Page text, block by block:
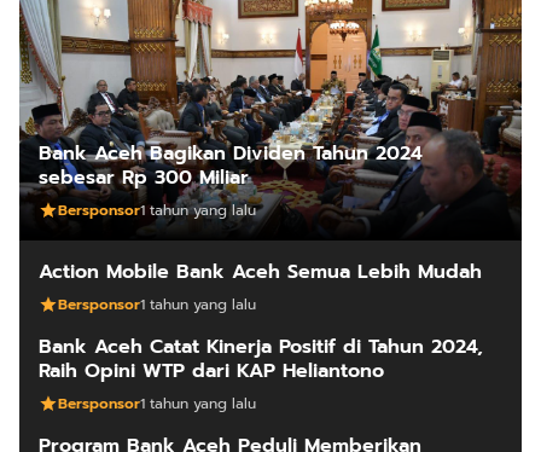
Bank Aceh Bagikan Dividen Tahun 2024
sebesar Rp 300 Miliar
Bersponsor1 tahun yang lalu
Action Mobile Bank Aceh Semua Lebih Mudah
Bersponsor1 tahun yang lalu
Bank Aceh Catat Kinerja Positif di Tahun 2024,
Raih Opini WTP dari KAP Heliantono
Bersponsor1 tahun yang lalu
Program Bank Aceh Peduli Memberikan